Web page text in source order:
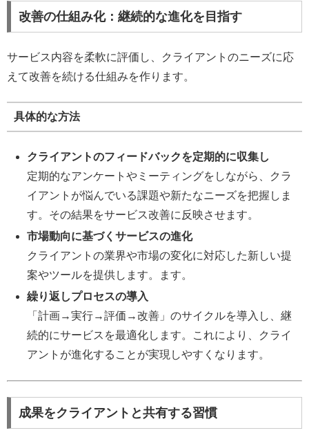
改善の仕組み化：継続的な進化を目指す
サービス内容を柔軟に評価し、クライアントのニーズに応
えて改善を続ける仕組みを作ります。
具体的な方法
クライアントのフィードバックを定期的に収集し
定期的なアンケートやミーティングをしながら、クラ
イアントが悩んでいる課題や新たなニーズを把握しま
す。その結果をサービス改善に反映させます。
市場動向に基づくサービスの進化
クライアントの業界や市場の変化に対応した新しい提
案やツールを提供します。ます。
繰り返しプロセスの導入
「計画→実行→評価→改善」のサイクルを導入し、継
続的にサービスを最適化します。これにより、クライ
アントが進化することが実現しやすくなります。
成果をクライアントと共有する習慣